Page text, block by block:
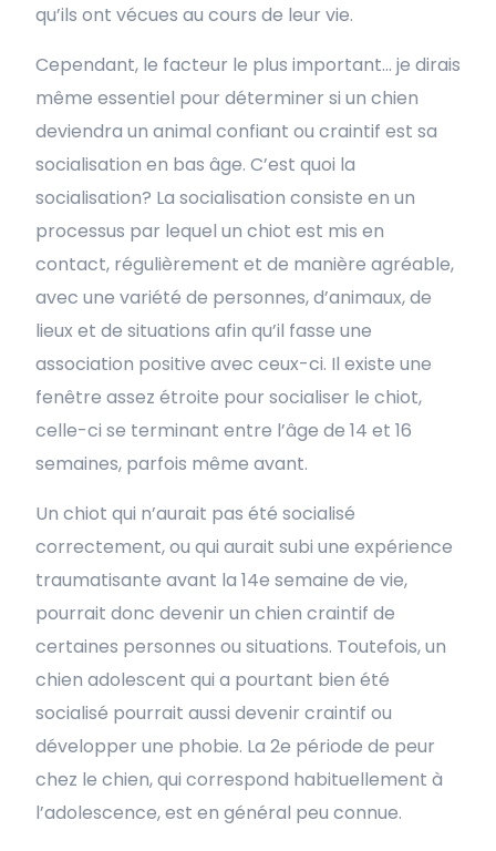
qu’ils ont vécues au cours de leur vie.
Cependant, le facteur le plus important… je dirais
même essentiel pour déterminer si un chien
deviendra un animal confiant ou craintif est sa
socialisation en bas âge. C’est quoi la
socialisation? La socialisation consiste en un
processus par lequel un chiot est mis en
contact, régulièrement et de manière agréable,
avec une variété de personnes, d’animaux, de
lieux et de situations afin qu’il fasse une
association positive avec ceux-ci. Il existe une
fenêtre assez étroite pour socialiser le chiot,
celle-ci se terminant entre l’âge de 14 et 16
semaines, parfois même avant.
Un chiot qui n’aurait pas été socialisé
correctement, ou qui aurait subi une expérience
traumatisante avant la 14e semaine de vie,
pourrait donc devenir un chien craintif de
certaines personnes ou situations. Toutefois, un
chien adolescent qui a pourtant bien été
socialisé pourrait aussi devenir craintif ou
développer une phobie. La 2e période de peur
chez le chien, qui correspond habituellement à
l’adolescence, est en général peu connue.